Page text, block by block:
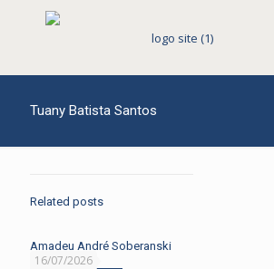
Tuany Batista Santos
Related posts
16/07/2026
Amadeu André Soberanski